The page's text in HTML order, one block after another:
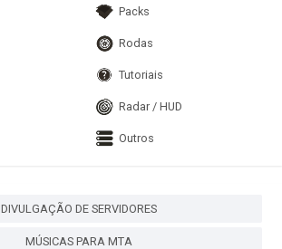
Packs
Rodas
Tutoriais
Radar / HUD
Outros
DIVULGAÇÃO DE SERVIDORES
MÚSICAS PARA MTA